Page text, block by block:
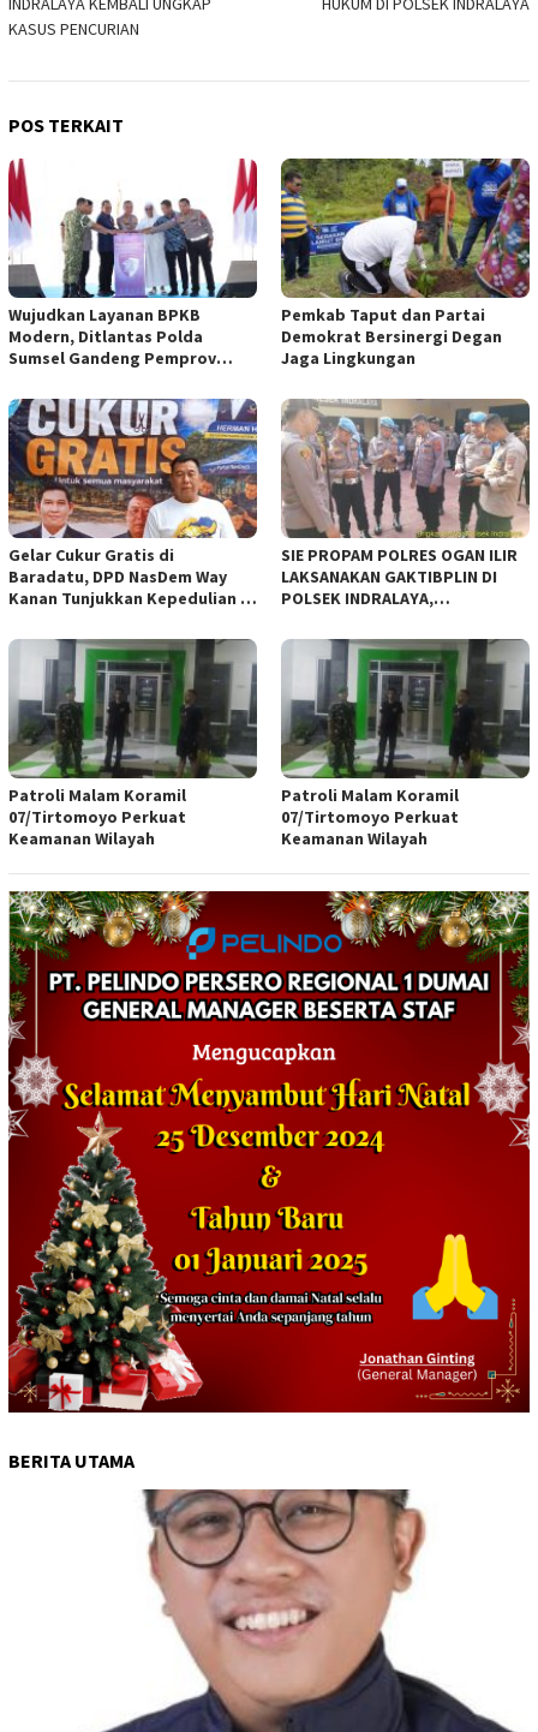
KASUS PENCURIAN
POS TERKAIT
Wujudkan Layanan BPKB
Modern, Ditlantas Polda
Sumsel Gandeng Pemprov
Pemkab Taput dan Partai
Demokrat Bersinergi Degan
Jaga Lingkungan
Gelar Cukur Gratis di
Baradatu, DPD NasDem Way
Kanan Tunjukkan Kepedulian di
SIE PROPAM POLRES OGAN ILIR
LAKSANAKAN GAKTIBPLIN DI
POLSEK INDRALAYA,
PERSONEL POLRI*
Patroli Malam Koramil
07/Tirtomoyo Perkuat
Keamanan Wilayah
Patroli Malam Koramil
07/Tirtomoyo Perkuat
Keamanan Wilayah
BERITA UTAMA